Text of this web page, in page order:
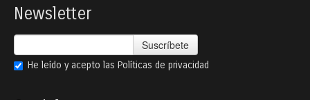
Newsletter
Suscríbete
He leído y acepto las Políticas de privacidad